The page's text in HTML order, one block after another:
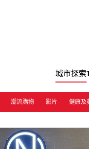
城市探索
潮流購物 影片 健康及